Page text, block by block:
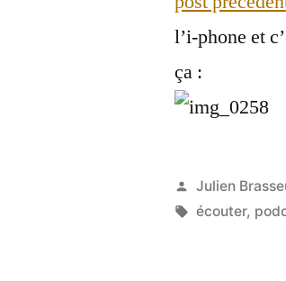
l’i-phone et
ça :
Publié
par
Julien
Étiquettes :
écouter,